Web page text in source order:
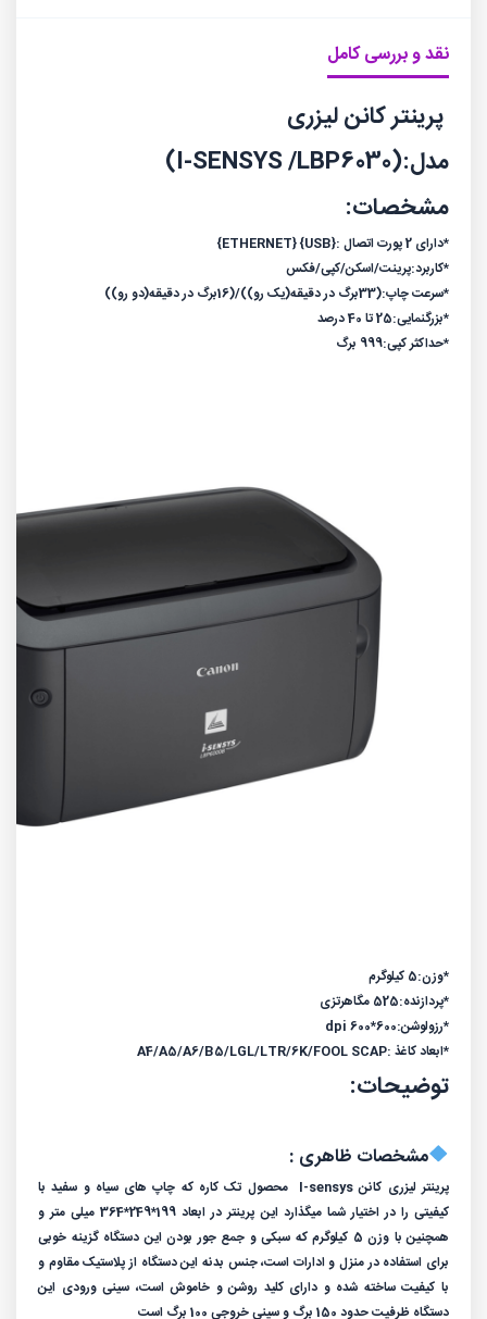
نقد و بررسی کامل
پرینتر کانن لیزری
مدل:(I-SENSYS /LBP6030)
مشخصات:
*دارای 2 پورت اتصال :{USB} {ETHERNET}
*کاربرد:پرینت/اسکن/کپی/فکس
*سرعت چاپ:(33برگ در دقیقه(یک رو))/(16برگ در دقیقه(دو رو))
*بزرگنمایی:25 تا 40 درصد
*حداکثر کپی:999 برگ
*وزن:5 کیلوگرم
*پردازنده:525 مگاهرتزی
*رزولوشن:600*600 dpi
*ابعاد کاغذ :A4/A5/A6/B5/LGL/LTR/6K/FOOL SCAP
توضیحات:
مشخصات ظاهری :
پرینتر لیزری کانن I-sensys محصول تک کاره که چاپ های سیاه و سفید با
کیفیتی را در اختیار شما میگذارد این پرینتر در ابعاد 199*249*364 میلی متر و
همچنین با وزن 5 کیلوگرم که سبکی و جمع جور بودن این دستگاه گزینه خوبی
برای استفاده در منزل و ادارات است، جنس بدنه این دستگاه از پلاستیک مقاوم و
با کیفیت ساخته شده و دارای کلید روشن و خاموش است، سینی ورودی این
دستگاه ظرفیت حدود 150 برگ و سینی خروجی 100 برگ است